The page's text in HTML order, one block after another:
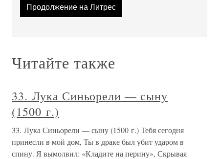
Продолжение на Литрес
Читайте также
33. Лука Синьорели — сыну
(1500 г.)
33. Лука Синьорели — сыну (1500 г.) Тебя сегодня
принесли в мой дом, Ты в драке был убит ударом в
спину. Я вымолвил: «Кладите на перину», Скрывая